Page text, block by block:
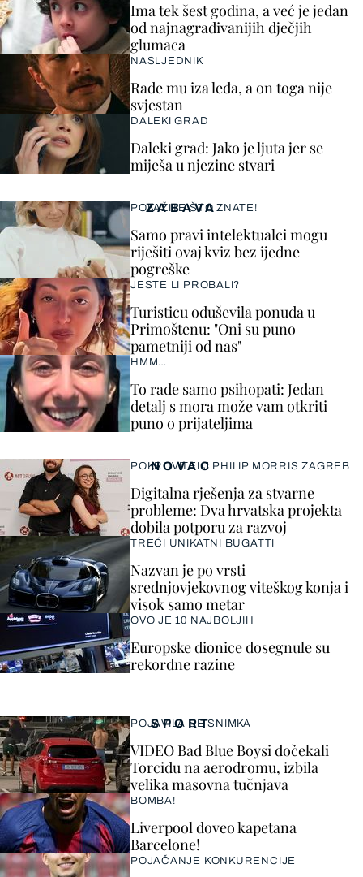
ZABAVA
POKAŽITE ŠTO ZNATE!
Samo pravi intelektualci mogu
riješiti ovaj kviz bez ijedne
pogreške
JESTE LI PROBALI?
Turisticu oduševila ponuda u
Primoštenu: "Oni su puno
pametniji od nas"
HMM…
To rade samo psihopati: Jedan
detalj s mora može vam otkriti
puno o prijateljima
SPORT
POJAVILA SE SNIMKA
VIDEO Bad Blue Boysi dočekali
Torcidu na aerodromu, izbila
velika masovna tučnjava
BOMBA!
Liverpool doveo kapetana
Barcelone!
POJAČANJE KONKURENCIJE
Ima tek šest godina, a već je jedan
od najnagrađivanijih dječjih
glumaca
NASLJEDNIK
Rade mu iza leđa, a on toga nije
svjestan
DALEKI GRAD
Daleki grad: Jako je ljuta jer se
miješa u njezine stvari
NOVAC
POKROVITELJ PHILIP MORRIS ZAGREB
Digitalna rješenja za stvarne
probleme: Dva hrvatska projekta
dobila potporu za razvoj
TREĆI UNIKATNI BUGATTI
Nazvan je po vrsti
srednjovjekovnog viteškog konja i
visok samo metar
OVO JE 10 NAJBOLJIH
Europske dionice dosegnule su
rekordne razine